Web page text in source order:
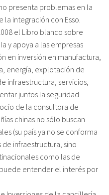
presenta problemas en la
integración con Esso.
el Libro blanco sobre
y apoya a las empresas
en inversión en manufactura,
energía, explotación de
infraestructura, servicios,
juntos la seguridad
de la consultora de
chinas no sólo buscan
(su país ya no se conforma
infraestructura, sino
como las de
puede entender el interés por